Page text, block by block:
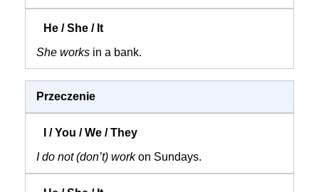
She works in a bank.
Przeczenie
I do not (don’t) workon Sundays.